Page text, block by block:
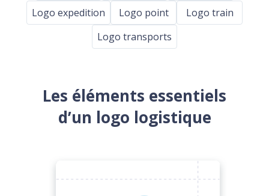
Logo expedition
Logo point
Logo train
Logo transports
Les éléments essentiels
d’un logo logistique